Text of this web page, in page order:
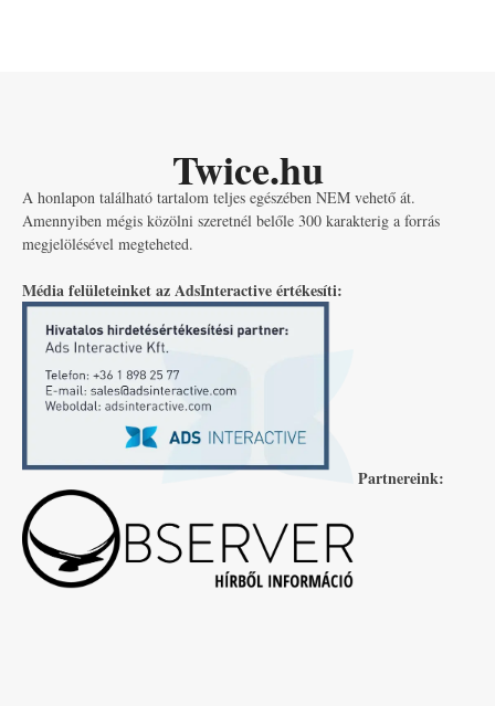
Twice.hu
A honlapon található tartalom teljes egészében NEM vehető át.
Amennyiben mégis közölni szeretnél belőle 300 karakterig a forrás
megjelölésével megteheted.
Média felületeinket az AdsInteractive értékesíti:
Partnereink: